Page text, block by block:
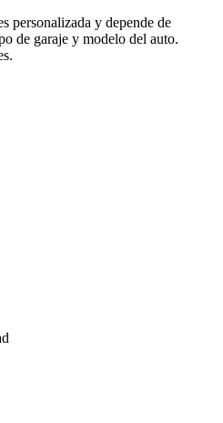
personalizada y depende de
de garaje y modelo del auto.